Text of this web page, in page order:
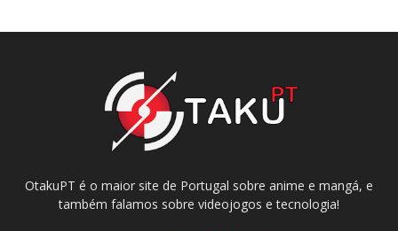
OtakuPT é o maior site de Portugal sobre anime e mangá, e
também falamos sobre videojogos e tecnologia!